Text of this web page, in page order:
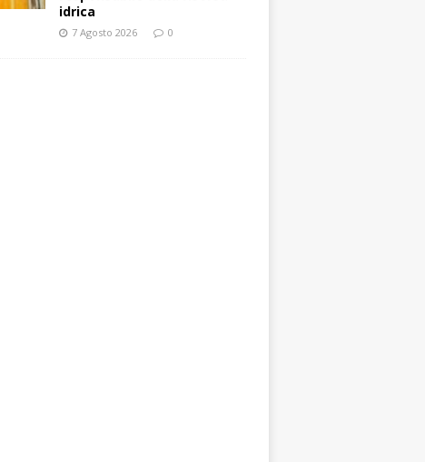
idrica
7 Agosto 2026 0